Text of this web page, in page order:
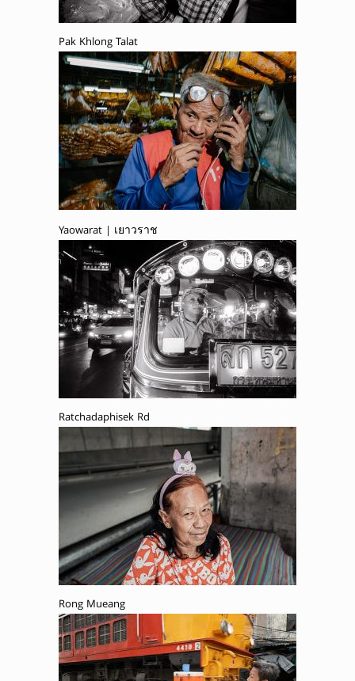
Pak Khlong Talat
Yaowarat | เยาวราช
Ratchadaphisek Rd
Rong Mueang